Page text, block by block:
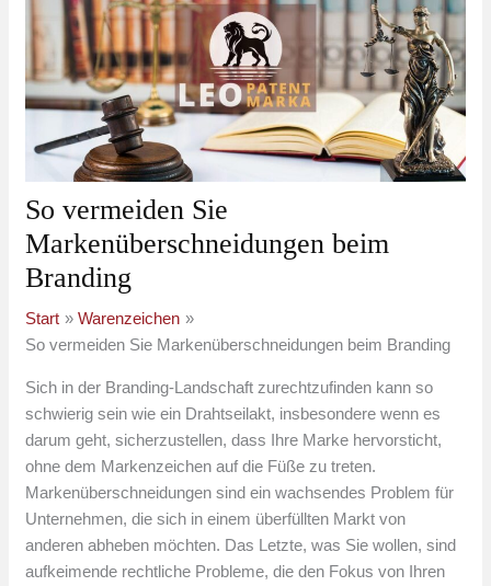
So vermeiden Sie
Markenüberschneidungen beim
Branding
Start
Warenzeichen
So vermeiden Sie Markenüberschneidungen beim Branding
Sich in der Branding-Landschaft zurechtzufinden kann so
schwierig sein wie ein Drahtseilakt, insbesondere wenn es
darum geht, sicherzustellen, dass Ihre Marke hervorsticht,
ohne dem Markenzeichen auf die Füße zu treten.
Markenüberschneidungen sind ein wachsendes Problem für
Unternehmen, die sich in einem überfüllten Markt von
anderen abheben möchten. Das Letzte, was Sie wollen, sind
aufkeimende rechtliche Probleme, die den Fokus von Ihren